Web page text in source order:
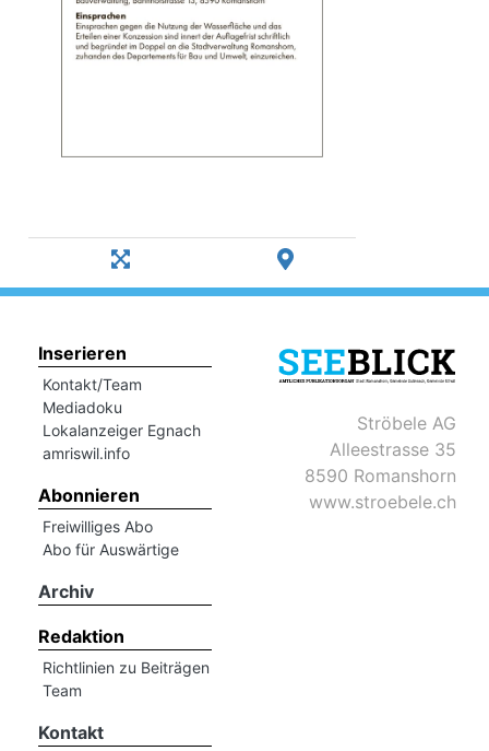
Inserieren
Kontakt/Team
Mediadoku
Lokalanzeiger Egnach
amriswil.info
Abonnieren
Freiwilliges Abo
Abo für Auswärtige
Archiv
Redaktion
Richtlinien zu Beiträgen
Team
Kontakt
Ströbele AG
Alleestrasse 35
8590 Romanshorn
www.stroebele.ch